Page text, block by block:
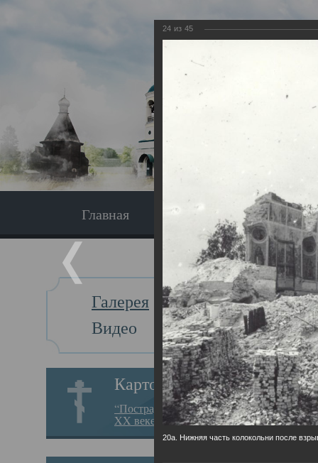
Главная Экскурсия
Галерея
Видео
Картотека
“Пострадавшие за веру в
XX веке на Севере”
Главная
24 из 45
20а. Нижняя часть колокольни после